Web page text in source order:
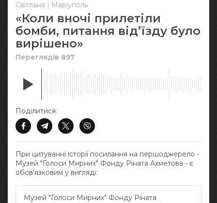
Світлана | Маріуполь
«Коли вночі прилетіли
бомби, питання від’їзду було
вирішено»
Переглядів 897
При цитуванні історії посилання на першоджерело -
Музей "Голоси Мирних" Фонду Ріната Ахметова - є
обов‘язковим у вигляді:
Музей "Голоси Мирних" Фонду Ріната
Поділитися: